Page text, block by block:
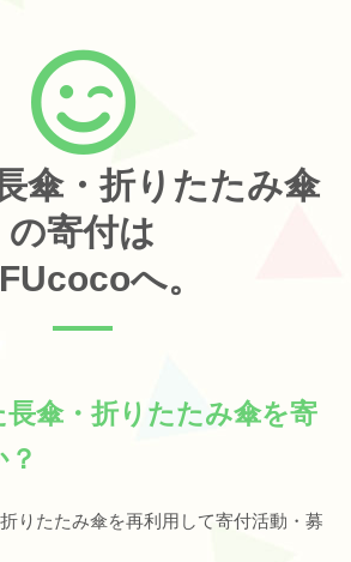
傘・折りたたみ傘
の寄付は
へ。
傘・折りたたみ傘を寄
りたたみ傘を再利用して寄付活動・募